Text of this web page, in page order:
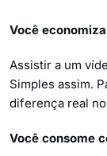
Você
Assistir a um
Simples assim.
diferença real
Você consome